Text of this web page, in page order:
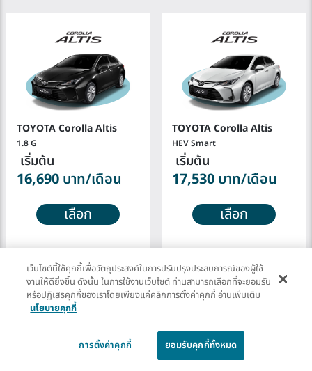
TOYOTA Corolla Altis
1.8 G
เริ่มต้น
16,690 บาท/เดือน
เลือก
HEV Smart
เริ่มต้น
17,530 บาท/เดือน
เลือก
รถใหม่
ไม่ต้องดาวน์
บริการแบบครบวงจร
เว็บไซต์นี้ใช้คุกกี้เพื่อวัตถุประสงค์ในการปรับปรุงประสบการณ์ของผู้ใช้
งานให้ดียิ่งขึ้น ดังนั้น ในการใช้งานเว็บไซต์ ท่านสามารถเลือกที่จะยอมรับ
หรือปฏิเสธคุกกี้ของเราโดยเพียงแค่คลิกการตั้งค่าคุกกี้ อ่านเพิ่มเติม
นโยบายคุกกี้
การตั้งค่าคุกกี้ ยอมรับคุกกี้ทั้งหมด